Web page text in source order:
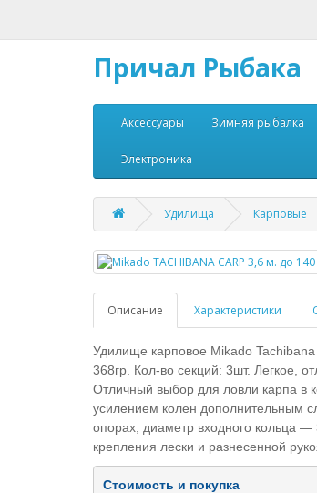
Причал Рыбака
Аксессуары Зимняя рыбалка
Электроника
Удилища Карповые
Описание Характеристики
Удилище карповое Mikado
368гр. Кол-во секций: 3шт. Легкое,
Отличный выбор для ловли карпа в
усилением колен дополнительным
опорах, диаметр входного кольца
крепления лески и разнесенной
Стоимость и покупка